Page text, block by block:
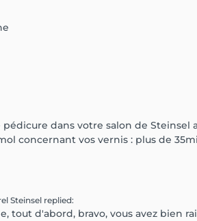
dans votre salon de
concernant vos vernis : plus de
Steinsel replied:
tout d'abord, bravo, vous avez bien